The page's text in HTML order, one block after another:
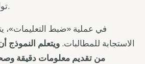
تولدها الذكاء الاصطناعي.
في عملية «ضبط التعليمات»،
الاستجابة للمطالبات. ويتعلم النموذج
من تقديم معلومات دقيقة